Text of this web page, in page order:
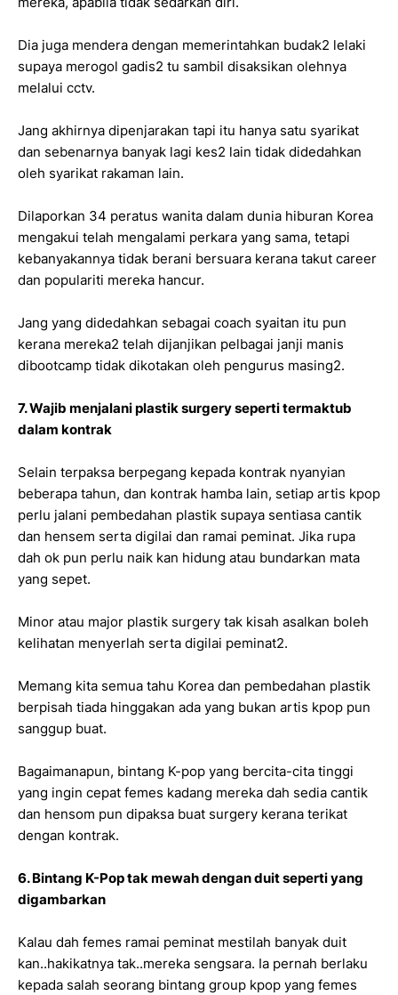
Dia juga mendera dengan memerintahkan budak2 lelaki
supaya merogol gadis2 tu sambil disaksikan olehnya
melalui cctv.
Jang akhirnya dipenjarakan tapi itu hanya satu syarikat
dan sebenarnya banyak lagi kes2 lain tidak didedahkan
oleh syarikat rakaman lain.
Dilaporkan 34 peratus wanita dalam dunia hiburan Korea
mengakui telah mengalami perkara yang sama, tetapi
kebanyakannya tidak berani bersuara kerana takut career
dan populariti mereka hancur.
Jang yang didedahkan sebagai coach syaitan itu pun
kerana mereka2 telah dijanjikan pelbagai janji manis
dibootcamp tidak dikotakan oleh pengurus masing2.
7. Wajib menjalani plastik surgery seperti termaktub
dalam kontrak
Selain terpaksa berpegang kepada kontrak nyanyian
beberapa tahun, dan kontrak hamba lain, setiap artis kpop
perlu jalani pembedahan plastik supaya sentiasa cantik
dan hensem serta digilai dan ramai peminat. Jika rupa
dah ok pun perlu naik kan hidung atau bundarkan mata
yang sepet.
Minor atau major plastik surgery tak kisah asalkan boleh
kelihatan menyerlah serta digilai peminat2.
Memang kita semua tahu Korea dan pembedahan plastik
berpisah tiada hinggakan ada yang bukan artis kpop pun
sanggup buat.
Bagaimanapun, bintang K-pop yang bercita-cita tinggi
yang ingin cepat femes kadang mereka dah sedia cantik
dan hensom pun dipaksa buat surgery kerana terikat
dengan kontrak.
6. Bintang K-Pop tak mewah dengan duit seperti yang
digambarkan
Kalau dah femes ramai peminat mestilah banyak duit
kan..hakikatnya tak..mereka sengsara. Ia pernah berlaku
kepada salah seorang bintang group kpop yang femes